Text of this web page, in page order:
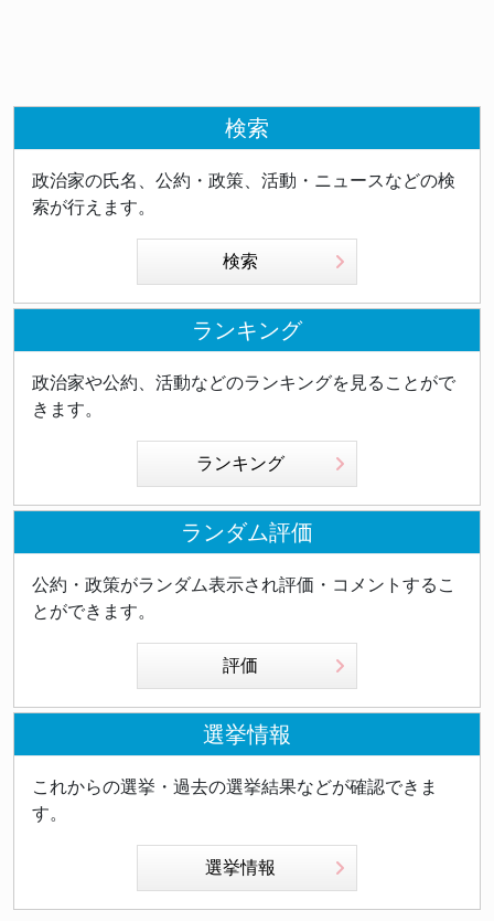
検索
政治家の氏名、公約・政策、活動・ニュースなどの検
索が行えます。
検索
ランキング
政治家や公約、活動などのランキングを見ることがで
きます。
ランキング
ランダム評価
公約・政策がランダム表示され評価・コメントするこ
とができます。
評価
選挙情報
これからの選挙・過去の選挙結果などが確認できま
す。
選挙情報